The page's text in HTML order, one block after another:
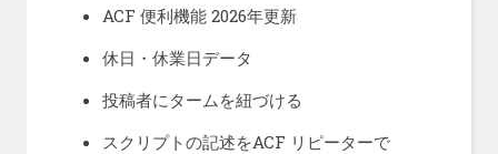
ACF 便利機能 2026年更新
休日・休業日データ
投稿者にタームを紐づける
スクリプトの記述をACF リピーターで